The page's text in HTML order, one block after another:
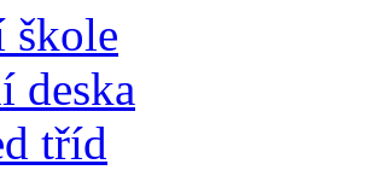
škole
deska
tříd